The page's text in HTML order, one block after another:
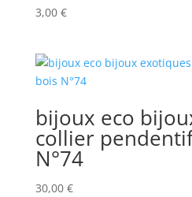
3,00 €
bijoux eco
collier
N°74
30,00 €